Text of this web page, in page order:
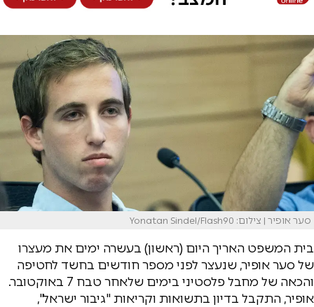
סער אופיר | צילום: Yonatan Sindel/Flash90
בית המשפט האריך היום (ראשון) בעשרה ימים את מעצרו
של סער אופיר, שנעצר לפני מספר חודשים בחשד לחטיפה
והכאה של מחבל פלסטיני בימים שלאחר טבח 7 באוקטובר.
אופיר, התקבל בדיון בתשואות וקריאות "גיבור ישראל",